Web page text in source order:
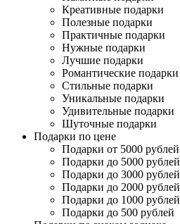
Креативные подарки
Полезные подарки
Практичные подарки
Нужные подарки
Лучшие подарки
Романтические подарки
Стильные подарки
Уникальные подарки
Удивительные подарки
Шуточные подарки
Подарки по цене
Подарки от 5000 рублей
Подарки до 5000 рублей
Подарки до 3000 рублей
Подарки до 2000 рублей
Подарки до 1000 рублей
Подарки до 500 рублей